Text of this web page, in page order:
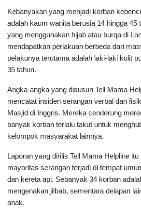
Kebanyakan yang menjadi korban
adalah kaum wanita berusia 14 hingga 45
yang menggunakan hijab atau burqa di
mendapatkan perlakuan berbeda dari
pelakunya terutama adalah laki-laki kulit
35 tahun.
Angka-angka yang disusun Tell Mama
mencatat insiden serangan verbal dan
Masjid di Inggris. Mereka cenderung
banyak korban terlalu takut untuk
kelompok masyarakat lainnya.
Laporan yang dirilis Tell Mama Helpline
mayoritas serangan terjadi di tempat
dan kereta api. Sebanyak 34 korban
mengenakan jilbab, sementara delapan
anak.